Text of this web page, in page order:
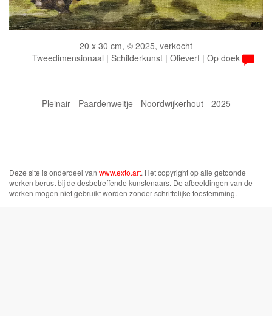
20 x 30 cm, © 2025, verkocht
Tweedimensionaal | Schilderkunst | Olieverf | Op doek
Pleinair - Paardenweitje - Noordwijkerhout - 2025
Deze site is onderdeel van www.exto.art. Het copyright op alle getoonde
werken berust bij de desbetreffende kunstenaars. De afbeeldingen van de
werken mogen niet gebruikt worden zonder schriftelijke toestemming.